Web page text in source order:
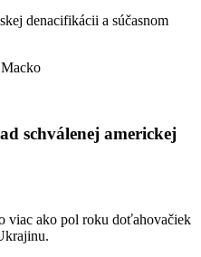
denacifikácii a súčasnom
schválenej americkej
viac ako pol roku doťahovačiek